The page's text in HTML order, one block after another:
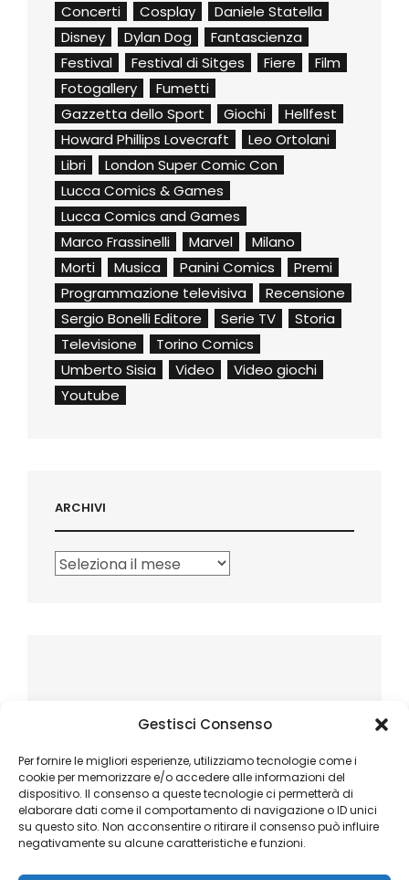
Gestisci Consenso
Per fornire le migliori esperienze, utilizziamo tecnologie come i
cookie per memorizzare e/o accedere alle informazioni del
dispositivo. Il consenso a queste tecnologie ci permetterà di
elaborare dati come il comportamento di navigazione o ID unici
su questo sito. Non acconsentire o ritirare il consenso può influire
negativamente su alcune caratteristiche e funzioni.
Concerti
Cosplay
Daniele Statella
Disney
Dylan Dog
Fantascienza
Festival
Festival di Sitges Fiere
Film
Fotogallery
Fumetti
Gazzetta dello Sport
Giochi
Hellfest
Howard Phillips Lovecraft
Leo Ortolani
Libri
London Super Comic Con
Lucca Comics & Games
Lucca Comics and Games
Marco Frassinelli
Marvel
Milano
Morti
Musica Panini Comics
Premi
Programmazione televisiva
Recensione
Sergio Bonelli Editore
Serie TV
Storia
Televisione
Torino Comics
Umberto Sisia
Video
Video giochi
Youtube
ARCHIVI
Archivi